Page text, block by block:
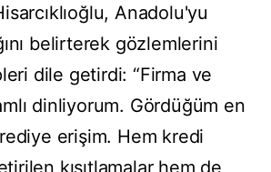
Anadolu'yu
belirterek gözlemlerini
dile getirdi: “Firma ve
dinliyorum. Gördüğüm en
erişim. Hem kredi